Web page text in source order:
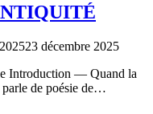
23 décembre 2025
Introduction — Quand la
de poésie de…